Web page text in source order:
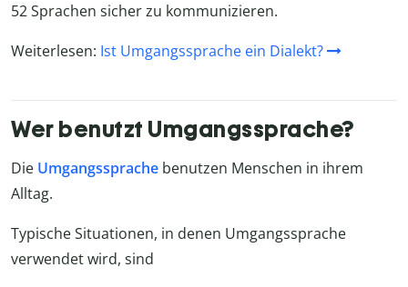
52 Sprachen sicher zu kommunizieren.
Weiterlesen: Ist Umgangssprache ein Dialekt?
Wer benutzt Umgangssprache?
Die Umgangssprache benutzen Menschen in ihrem
Alltag.
Typische Situationen, in denen Umgangssprache
verwendet wird, sind